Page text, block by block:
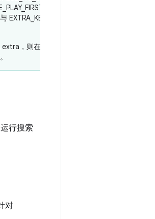
。
EXTRA_KEY_SEARCH_QUERY 搭配
，则在搜索结果加载后不会执行
行搜索
对